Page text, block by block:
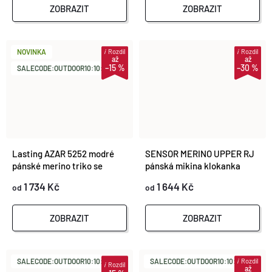
ZOBRAZIT ZOBRAZIT
NOVINKA
SALECODE:OUTDOOR10:10:%
až
–15 %
iRozdíl
Lasting AZAR 5252 modré
pánské merino triko se
od 1 734 Kč
ZOBRAZIT
až
–30 %
iRozdíl
SENSOR MERINO UPPER RJ
pánská mikina klokanka
od 1 644 Kč
ZOBRAZIT
SALECODE:OUTDOOR10:10:%iRozdíl
SALECODE:OUTDOOR10:10:%
až
iRozdíl